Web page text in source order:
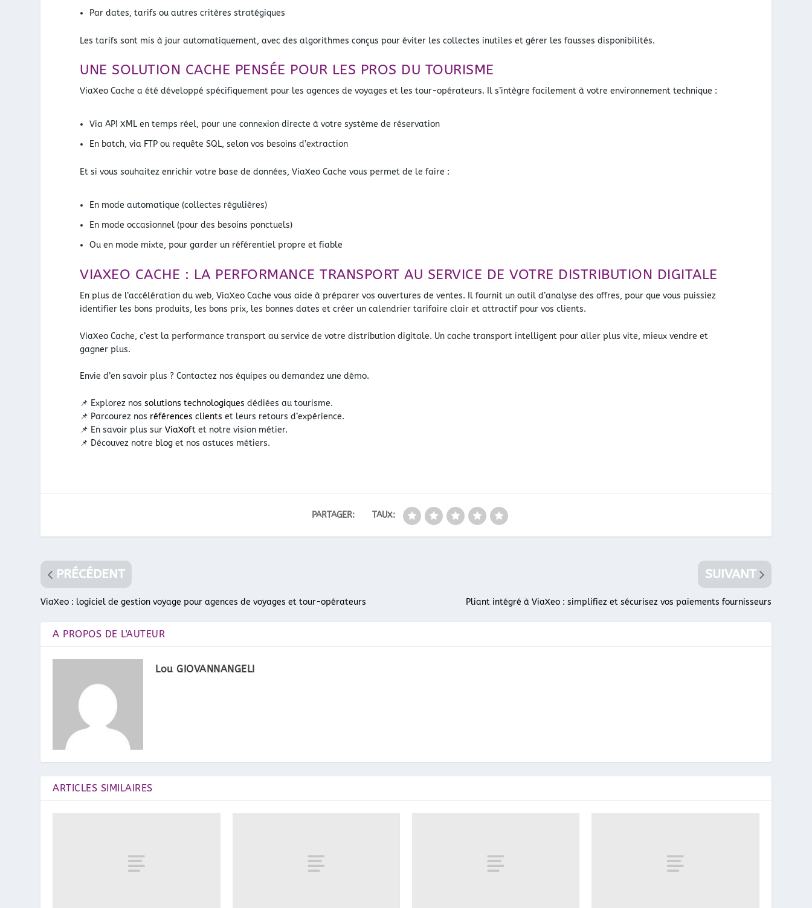
Par dates, tarifs ou autres critères stratégiques
Les tarifs sont mis à jour automatiquement, avec des algorithmes conçus pour éviter les collectes inutiles et gérer les fausses disponibilités.
UNE SOLUTION CACHE PENSÉE POUR LES PROS DU TOURISME
ViaXeo Cache a été développé spécifiquement pour les agences de voyages et les tour-opérateurs. Il s’intègre facilement à votre environnement technique :
Via API XML en temps réel, pour une connexion directe à votre système de réservation
En batch, via FTP ou requête SQL, selon vos besoins d’extraction
Et si vous souhaitez enrichir votre base de données, ViaXeo Cache vous permet de le faire :
En mode automatique (collectes régulières)
En mode occasionnel (pour des besoins ponctuels)
Ou en mode mixte, pour garder un référentiel propre et fiable
VIAXEO CACHE : LA PERFORMANCE TRANSPORT AU SERVICE DE VOTRE DISTRIBUTION DIGITALE
En plus de l’accélération du web, ViaXeo Cache vous aide à préparer vos ouvertures de ventes. Il fournit un outil d’analyse des offres, pour que vous puissiez
identifier les bons produits, les bons prix, les bonnes dates et créer un calendrier tarifaire clair et attractif pour vos clients.
ViaXeo Cache, c’est la performance transport au service de votre distribution digitale. Un cache transport intelligent pour aller plus vite, mieux vendre et
gagner plus.
Envie d’en savoir plus ? Contactez nos équipes ou demandez une démo.
📌 Explorez nos solutions technologiques dédiées au tourisme.
📌 Parcourez nos références clients et leurs retours d’expérience.
📌 En savoir plus sur ViaXoft et notre vision métier.
📌 Découvez notre blog et nos astuces métiers.
PARTAGER: TAUX:
PRÉCÉDENT
ViaXeo : logiciel de gestion voyage pour agences de voyages et tour-opérateurs
SUIVANT
Pliant intégré à ViaXeo : simplifiez et sécurisez vos paiements fournisseurs
A PROPOS DE L'AUTEUR
Lou GIOVANNANGELI
ARTICLES SIMILAIRES